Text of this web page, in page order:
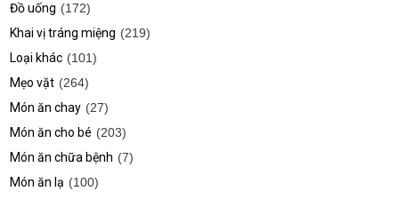
Đồ uống (172)
Khai vị tráng miệng (219)
Loại khác (101)
Mẹo vặt (264)
Món ăn chay (27)
Món ăn cho bé (203)
Món ăn chữa bệnh (7)
Món ăn lạ (100)